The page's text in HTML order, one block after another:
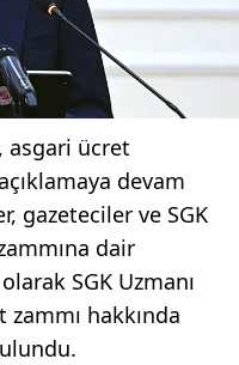
asgari ücret
devam
gazeteciler ve SGK
dair
SGK Uzmanı
hakkında